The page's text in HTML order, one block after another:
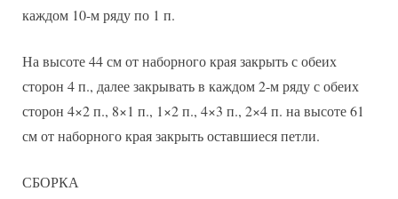
каждом 10-м ряду по 1 п.
На высоте 44 см от наборного края закрыть с обеих
сторон 4 п., далее закрывать в каждом 2-м ряду с обеих
сторон 4×2 п., 8×1 п., 1×2 п., 4×3 п., 2×4 п. на высоте 61
см от наборного края закрыть оставшиеся петли.
СБОРКА